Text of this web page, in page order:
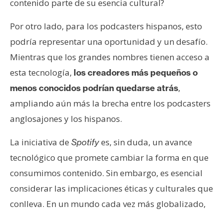
contenido parte de su esencia cultural?
Por otro lado, para los podcasters hispanos, esto
podría representar una oportunidad y un desafío.
Mientras que los grandes nombres tienen acceso a
esta tecnología, los creadores más pequeños o
menos conocidos podrían quedarse atrás,
ampliando aún más la brecha entre los podcasters
anglosajones y los hispanos.
La iniciativa de Spotifyes, sin duda, un avance
tecnológico que promete cambiar la forma en que
consumimos contenido. Sin embargo, es esencial
considerar las implicaciones éticas y culturales que
conlleva. En un mundo cada vez más globalizado,